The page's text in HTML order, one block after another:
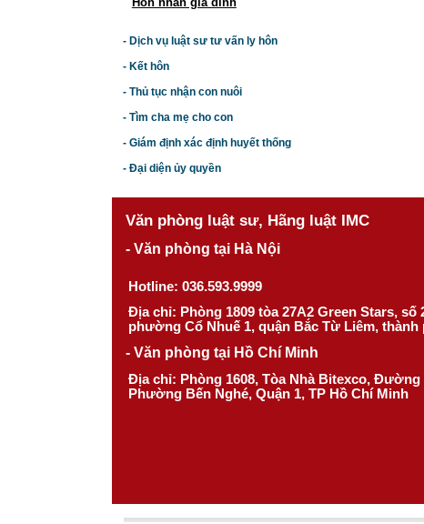
- Dịch vụ luật sư tư vấn ly hôn
- Kết hôn
- Thủ tục nhận con nuôi
- Tìm cha mẹ cho con
- Giám định xác định huyết thống
- Đại diện ủy quyền
Văn phòng luật sư, Hãng luật IMC
- Văn phòng tại Hà Nội
Hotline: 036.593.9999
Địa chỉ: Phòng 1809 tòa 27A2 Green Stars, số
phường Cổ Nhuế 1, quận Bắc Từ Liêm, thành
- Văn phòng tại Hồ Chí Minh
Địa chỉ: Phòng 1608, Tòa Nhà Bitexco,
Phường Bến Nghé, Quận 1, TP Hồ Chí Minh